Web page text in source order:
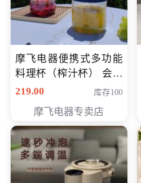
摩飞电器便携式多功能
料理杯（榨汁杯） 会员
专享价118元
219.00 库存100
摩飞电器专卖店